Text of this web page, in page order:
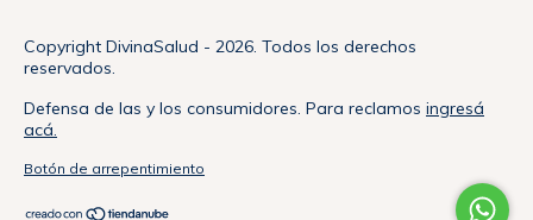
Copyright DivinaSalud - 2026. Todos los derechos
reservados.
Defensa de las y los consumidores. Para reclamos ingresá
acá.
Botón de arrepentimiento